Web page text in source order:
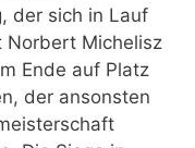
der sich in Lauf
Norbert Michelisz
Ende auf Platz
der ansonsten